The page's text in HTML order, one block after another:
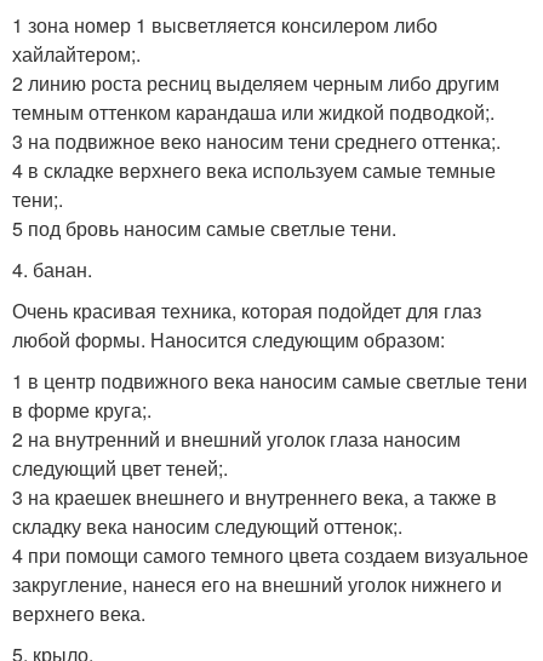
1 зона номер 1 высветляется консилером либо
хайлайтером;.
2 линию роста ресниц выделяем черным либо другим
темным оттенком карандаша или жидкой подводкой;.
3 на подвижное веко наносим тени среднего оттенка;.
4 в складке верхнего века используем самые темные
тени;.
5 под бровь наносим самые светлые тени.
4. банан.
Очень красивая техника, которая подойдет для глаз
любой формы. Наносится следующим образом:
1 в центр подвижного века наносим самые светлые тени
в форме круга;.
2 на внутренний и внешний уголок глаза наносим
следующий цвет теней;.
3 на краешек внешнего и внутреннего века, а также в
складку века наносим следующий оттенок;.
4 при помощи самого темного цвета создаем визуальное
закругление, нанеся его на внешний уголок нижнего и
верхнего века.
5. крыло.